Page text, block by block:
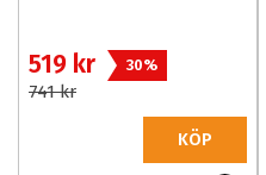
519 kr 30%
741 kr
KÖP